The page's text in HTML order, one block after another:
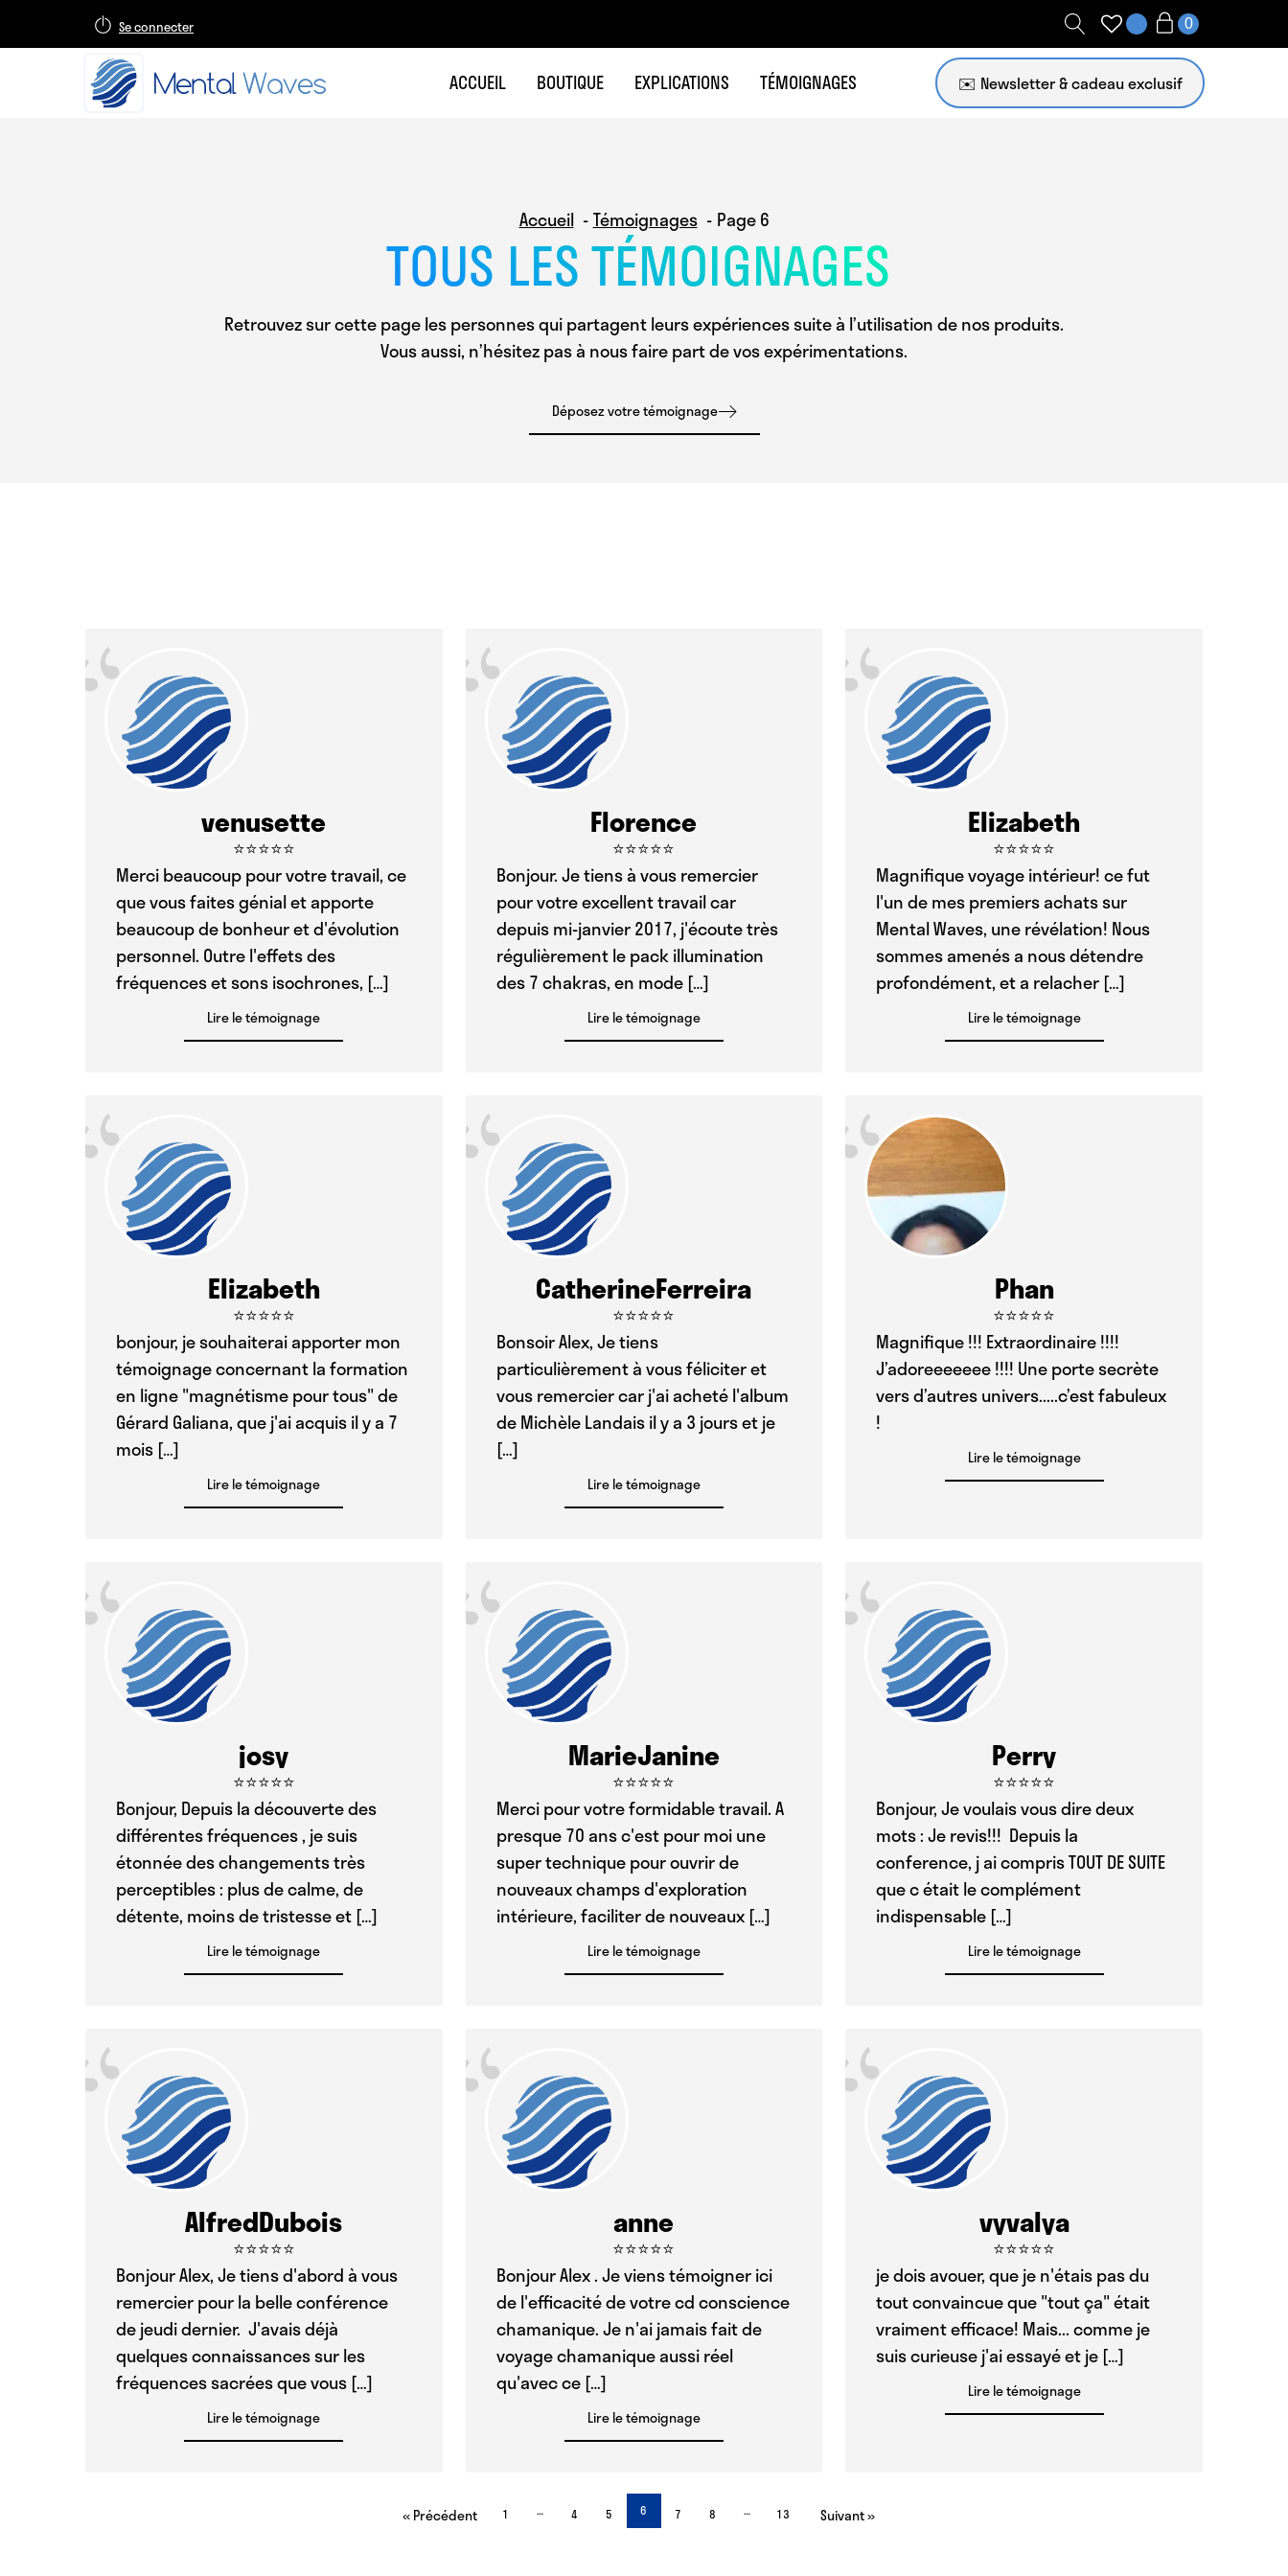
Se connecter
ACCUEIL BOUTIQUE EXPLICATIONS TÉMOIGNAGES ✉️ Newsletter
Accueil Témoignages Page 6
TOUS LES TÉMOIGNAGES
Retrouvez sur cette page les personnes qui partagent leurs expériences suite à l’utilisation de nos produits.
Vous aussi, n’hésitez pas à nous faire part de vos expérimentations.
Déposez votre témoignage
venusette
⭐⭐⭐⭐⭐
Merci beaucoup pour votre travail, ce
que vous faites génial et apporte
beaucoup de bonheur et d'évolution
personnel. Outre l'effets des
fréquences et sons isochrones, […]
Lire le témoignage
“
Florence
⭐⭐⭐⭐⭐
Bonjour. Je tiens à vous remercier
pour votre excellent travail car
depuis mi-janvier 2017, j'écoute très
régulièrement le pack illumination
des 7 chakras, en mode […]
Lire le témoignage
“
Elizabeth
⭐⭐⭐⭐⭐
Magnifique voyage intérieur! ce fut
l'un de mes premiers achats sur
Mental Waves, une révélation! Nous
sommes amenés a nous détendre
profondément, et a relacher […]
Lire le témoignage
“
Elizabeth
⭐⭐⭐⭐⭐
bonjour, je souhaiterai apporter mon
témoignage concernant la formation
en ligne "magnétisme pour tous" de
Gérard Galiana, que j'ai acquis il y a 7
mois […]
Lire le témoignage
“
CatherineFerreira
⭐⭐⭐⭐⭐
Bonsoir Alex, Je tiens
particulièrement à vous féliciter et
vous remercier car j'ai acheté l'album
de Michèle Landais il y a 3 jours et je
[…]
Lire le témoignage
“
Phan
⭐⭐⭐⭐⭐
Magnifique !!! Extraordinaire !!!!
J’adoreeeeeee !!!! Une porte secrète
vers d’autres univers.....c’est fabuleux
!
Lire le témoignage
“
josy
⭐⭐⭐⭐⭐
Bonjour, Depuis la découverte des
différentes fréquences , je suis
étonnée des changements très
perceptibles : plus de calme, de
détente, moins de tristesse et […]
Lire le témoignage
“
MarieJanine
⭐⭐⭐⭐⭐
Merci pour votre formidable travail. A
presque 70 ans c'est pour moi une
super technique pour ouvrir de
nouveaux champs d'exploration
intérieure, faciliter de nouveaux […]
Lire le témoignage
“
Perry
⭐⭐⭐⭐⭐
Bonjour, Je voulais vous dire deux
mots : Je revis!!! Depuis la
conference, j ai compris TOUT DE SUITE
que c était le complément
indispensable […]
Lire le témoignage
“
AlfredDubois
⭐⭐⭐⭐⭐
Bonjour Alex, Je tiens d'abord à vous
remercier pour la belle conférence
de jeudi dernier. J'avais déjà
quelques connaissances sur les
fréquences sacrées que vous […]
Lire le témoignage
“
anne
⭐⭐⭐⭐⭐
Bonjour Alex . Je viens témoigner ici
de l'efficacité de votre cd conscience
chamanique. Je n'ai jamais fait de
voyage chamanique aussi réel
qu'avec ce […]
Lire le témoignage
“
vyvalya
⭐⭐⭐⭐⭐
je dois avouer, que je n'étais pas du
tout convaincue que "tout ça" était
vraiment efficace! Mais... comme je
suis curieuse j'ai essayé et je […]
Lire le témoignage
“
« Précédent 1 … 4 5 6 7 8 … 13 Suivant »